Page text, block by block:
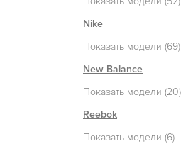
Nike
Показать модели (69)
New Balance
Показать модели (20)
Reebok
Показать модели (6)